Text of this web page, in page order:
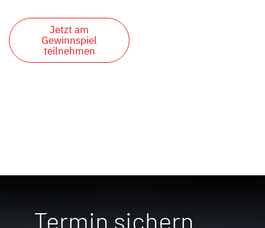
Jetzt am
Gewinnspiel
teilnehmen
Termin sichern